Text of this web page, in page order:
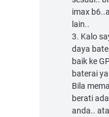
imax
lain..
3. Kalo
daya
baik ke
baterai
Bila
berati
anda..